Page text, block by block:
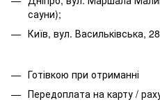
сауни);
Київ, вул. Васильківська,
Готівкою при отриманні
Передоплата на карту /